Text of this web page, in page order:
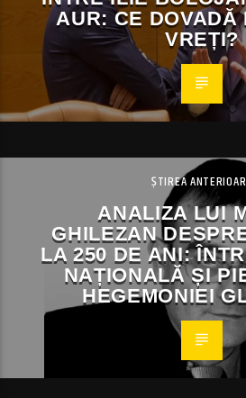
AUR: CE DOVADĂ
VREȚI?
ȘTIREA
ANALIZA LUI
GHILEZAN
LA 250 DE ANI:
NAȚIONALĂ ȘI
HEGEMONIEI